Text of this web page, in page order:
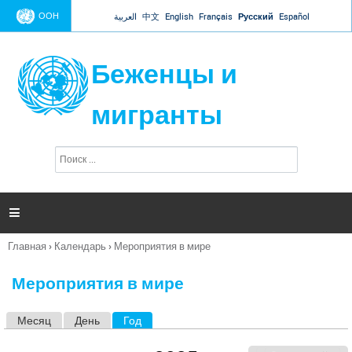
Jump to navigation
ООН العربية 中文 English Français Русский Español
Беженцы и
мигранты
п
и

Вы
Главная › Календарь › Мероприятия в мире
Мероприятия в мире
Месяц День Год